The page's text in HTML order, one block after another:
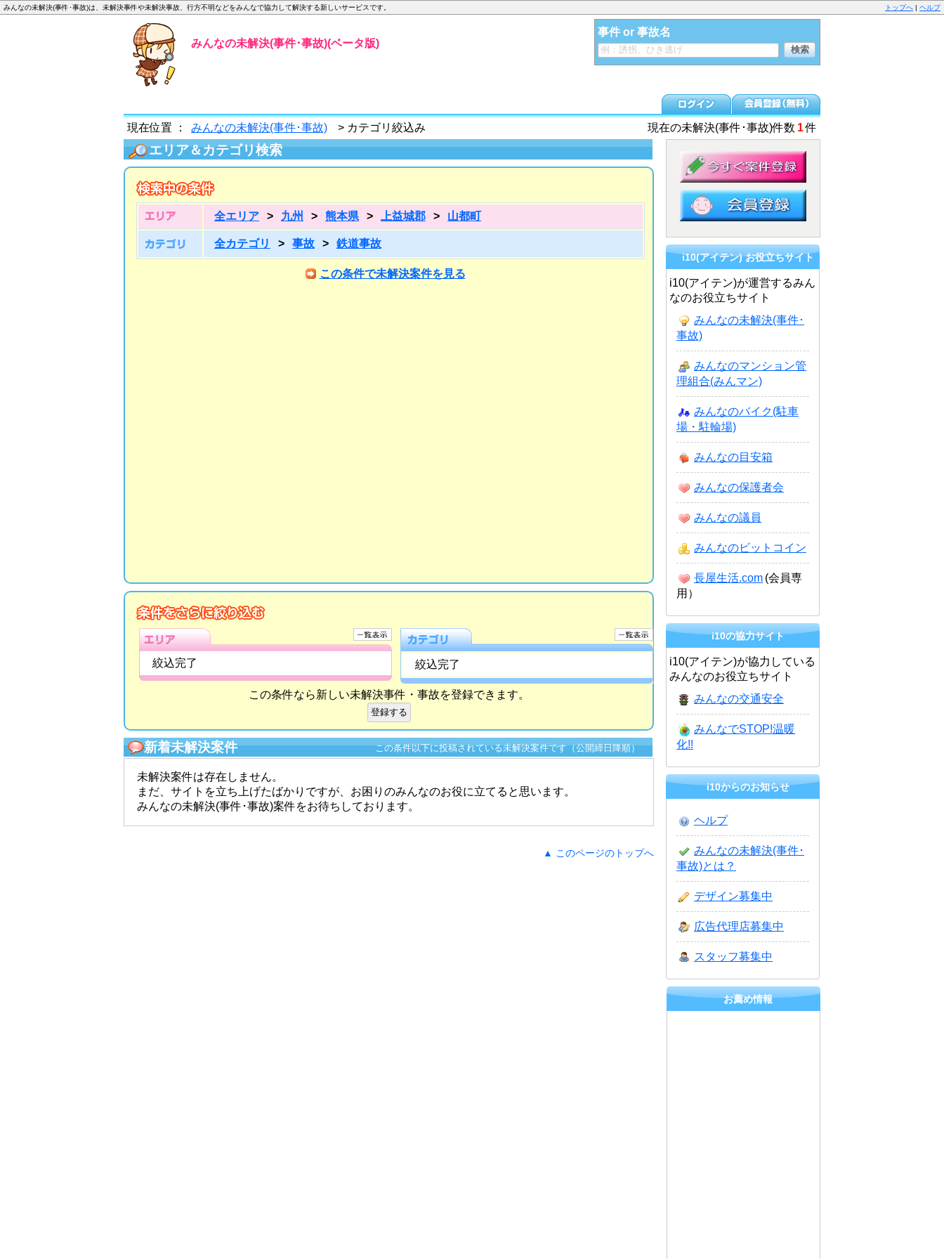
トップへ | ヘルプ
みんなの未解決(事件･事故)は、未解決事件や未解決事故、行方不明などをみんなで協力して解決する新しいサービスです。
みんなの未解決(事件･事故)(ベータ版)
事件 or 事故名
現在位置 ： みんなの未解決(事件･事故) > カテゴリ絞込み 現在の未解決(事件･事故)件数 1件
エリア＆カテゴリ検索
全エリア > 九州 > 熊本県 > 上益城郡 > 山都町
全カテゴリ > 事故 > 鉄道事故
この条件で未解決案件を見る
絞込完了 絞込完了
この条件なら新しい未解決事件・事故を登録できます。
新着未解決案件 この条件以下に投稿されている未解決案件です（公開締日降順）
未解決案件は存在しません。
まだ、サイトを立ち上げたばかりですが、お困りのみんなのお役に立てると思います。
みんなの未解決(事件･事故)案件をお待ちしております。
▲ このページのトップへ
i10(アイテン) お役立ちサイト
i10(アイテン)が運営するみん
なのお役立ちサイト
みんなの未解決(事件･
事故)
みんなのマンション管
理組合(みんマン)
みんなのバイク(駐車
場・駐輪場)
みんなの目安箱
みんなの保護者会
みんなの議員
みんなのビットコイン
長屋生活.com (会員専
用）
i10の協力サイト
i10(アイテン)が協力している
みんなのお役立ちサイト
みんなの交通安全
みんなでSTOP!温暖
化!!
i10からのお知らせ
ヘルプ
みんなの未解決(事件･
事故)とは？
デザイン募集中
広告代理店募集中
スタッフ募集中
お薦め情報